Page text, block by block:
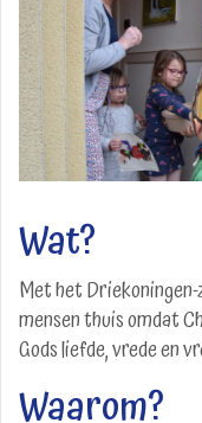
Wat?
Met het
mensen thuis omdat
Gods liefde, vrede en
Waarom?